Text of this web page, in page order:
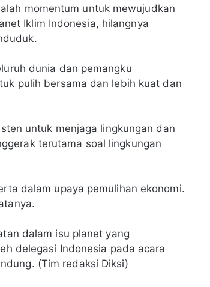
momentum untuk mewujudkan
Iklim Indonesia, hilangnya
dunia dan pemangku
pulih bersama dan lebih kuat dan
untuk menjaga lingkungan dan
terutama soal lingkungan
dalam upaya pemulihan ekonomi.
dalam isu planet yang
delegasi Indonesia pada acara
(Tim redaksi Diksi)